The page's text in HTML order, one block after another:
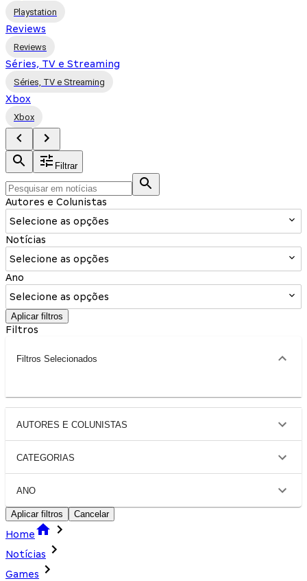
Playstation
Reviews
Reviews
Séries, TV e Streaming
Séries, TV e Streaming
Xbox
Xbox
Filtrar
Autores e Colunistas
Selecione as opções
Notícias
Selecione as opções
Ano
Selecione as opções
Aplicar filtros
Filtros
Filtros Selecionados
AUTORES E COLUNISTAS
CATEGORIAS
ANO
Aplicar filtros Cancelar
Home
Notícias
Games